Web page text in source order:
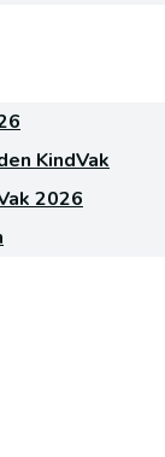
KindVak
2026